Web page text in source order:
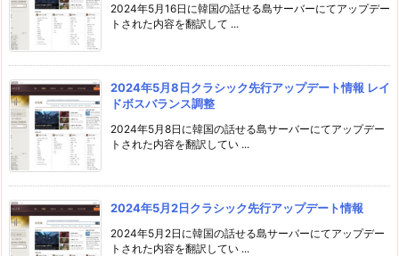
2024年5月16日に韓国の話せる島サーバーにてアップデー
トされた内容を翻訳して ...
2024年5月8日クラシック先行アップデート情報 レイ
ドボスバランス調整
2024年5月8日に韓国の話せる島サーバーにてアップデー
トされた内容を翻訳してい ...
2024年5月2日クラシック先行アップデート情報
2024年5月2日に韓国の話せる島サーバーにてアップデー
トされた内容を翻訳してい ...